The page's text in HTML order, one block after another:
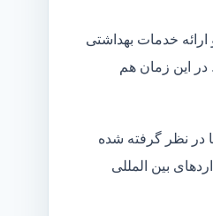
خدمات بهداشتی
در این زمان هم
در نظر گرفته شده
بین المللی